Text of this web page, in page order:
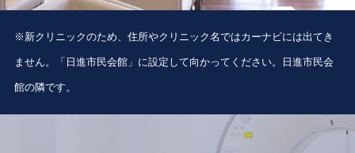
※新クリニックのため、住所やクリニック名ではカーナビには出てき
ません。「日進市民会館」に設定して向かってください。日進市民会
館の隣です。